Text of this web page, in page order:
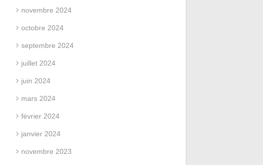
novembre 2024
octobre 2024
septembre 2024
juillet 2024
juin 2024
mars 2024
février 2024
janvier 2024
novembre 2023